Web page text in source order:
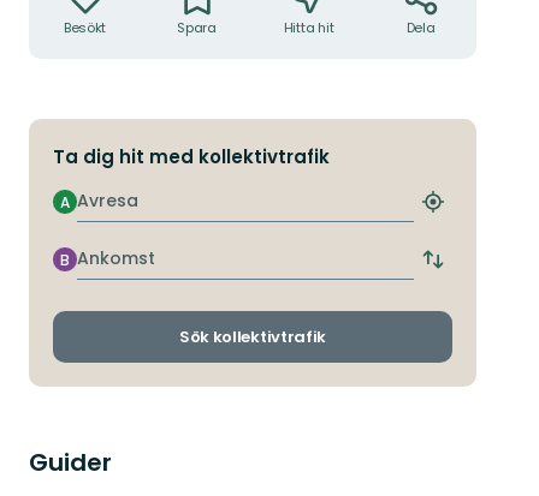
Besökt Spara Hitta hit Dela
Ta dig hit med kollektivtrafik
Avresa
A
Hitta
hållplats
Ankomst
B
Byt
och
Sök kollektivtrafik
Guider